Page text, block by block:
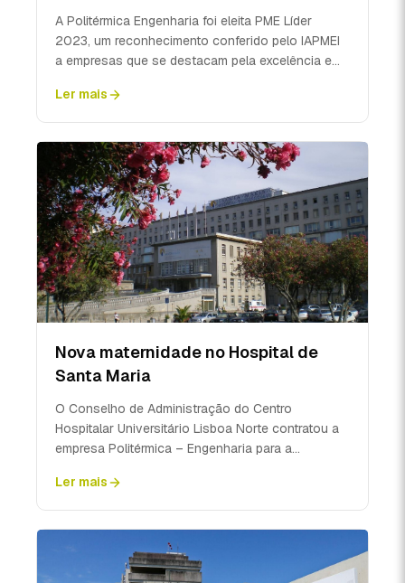
A Politérmica Engenharia foi eleita PME Líder
2023, um reconhecimento conferido pelo IAPMEI
a empresas que se destacam pela excelência e
Ler mais
Nova maternidade no Hospital de
Santa Maria
O Conselho de Administração do Centro
Hospitalar Universitário Lisboa Norte contratou a
empresa Politérmica – Engenharia para a
Ler mais